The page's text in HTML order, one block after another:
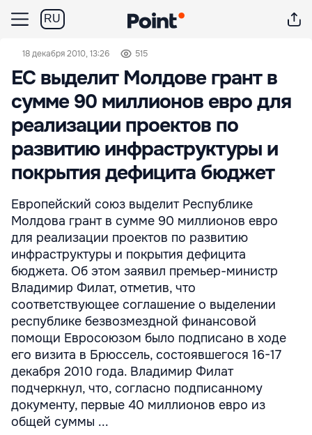
RU
18 декабря 2010, 13:26 515
ЕС выделит Молдове грант в
сумме 90 миллионов евро для
реализации проектов по
развитию инфраструктуры и
покрытия дефицита бюджет
Европейский союз выделит Республике
Молдова грант в сумме 90 миллионов евро
для реализации проектов по развитию
инфраструктуры и покрытия дефицита
бюджета. Об этом заявил премьер-министр
Владимир Филат, отметив, что
соответствующее соглашение о выделении
республике безвозмездной финансовой
помощи Евросоюзом было подписано в ходе
его визита в Брюссель, состоявшегося 16-17
декабря 2010 года. Владимир Филат
подчеркнул, что, согласно подписанному
документу, первые 40 миллионов евро из
общей суммы ...